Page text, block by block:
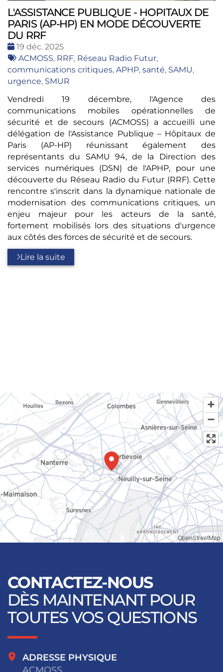
L'ASSISTANCE PUBLIQUE - HOPITAUX DE
PARIS (AP-HP) EN MODE DÉCOUVERTE
DU RRF
Date
:
19 déc. 2025
Tags
:
ACMOSS, RRF, Réseau Radio Futur,
communications critiques, APHP, santé, SAMU,
urgence, SMUR
Vendredi 19 décembre, l'Agence des
communications mobiles opérationnelles de
sécurité et de secours (ACMOSS) a accueilli une
délégation de l'Assistance Publique – Hôpitaux de
Paris (AP-HP) réunissant également des
représentants du SAMU 94, de la Direction des
services numériques (DSN) de l'APHP, pour une
découverte du Réseau Radio du Futur (RRF). Cette
rencontre s'inscrit dans la dynamique nationale de
modernisation des communications critiques, un
enjeu majeur pour les acteurs de la santé,
fortement mobilisés lors des situations d'urgence
aux côtés des forces de sécurité et de secours.
Lire la suite
OpenStreetMap
CONTACTEZ-NOUS
DÈS MAINTENANT POUR
TOUTES VOS QUESTIONS
ADRESSE PHYSIQUE
ACMOSS